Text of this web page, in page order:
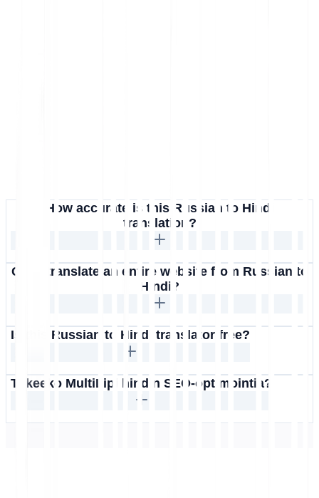
How accurate is this Russian to Hindi
translation?
Can I translate an entire website from Russian to
Hindi?
Is this Russian to Hindi translator free?
Tukeeko MultiLipi hindin SEO-optimointia?